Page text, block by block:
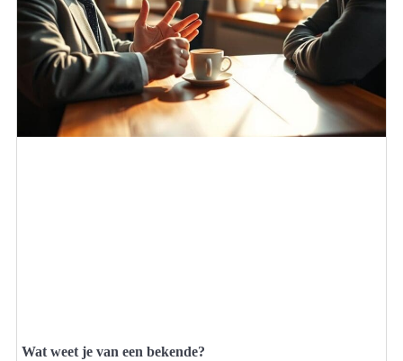
Wat weet je van een bekende?